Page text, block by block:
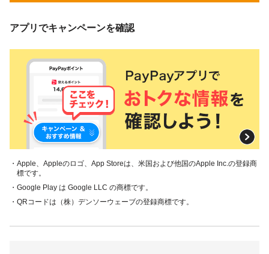
アプリでキャンペーンを確認
・Apple、Appleのロゴ、App Storeは、米国および他国のApple Inc.の登録商
標です。
・Google Play は Google LLC の商標です。
・QRコードは（株）デンソーウェーブの登録商標です。